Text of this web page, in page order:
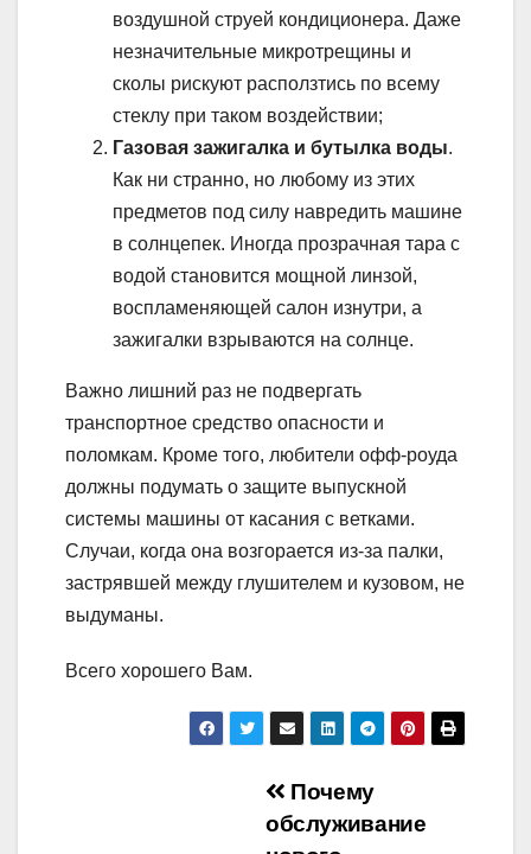
воздушной струей кондиционера. Даже
незначительные микротрещины и
сколы рискуют расползтись по всему
стеклу при таком воздействии;
Газовая зажигалка и бутылка воды.
Как ни странно, но любому из этих
предметов под силу навредить машине
в солнцепек. Иногда прозрачная тара с
водой становится мощной линзой,
воспламеняющей салон изнутри, а
зажигалки взрываются на солнце.
Важно лишний раз не подвергать
транспортное средство опасности и
поломкам. Кроме того, любители офф-роуда
должны подумать о защите выпускной
системы машины от касания с ветками.
Случаи, когда она возгорается из-за палки,
застрявшей между глушителем и кузовом, не
выдуманы.
Всего хорошего Вам.
Навигация
Почему
обслуживание